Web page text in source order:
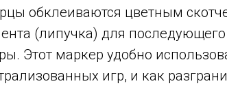
обклеиваются цветным
(липучка) для
Этот маркер удобно
игр, и как